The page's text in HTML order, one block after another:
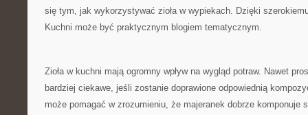
się tym, jak wykorzystywać zioła w wypiekach. Dzięki
Kuchni może być praktycznym blogiem tematycznym.
Zioła w kuchni mają ogromny wpływ na wygląd potraw. Nawet
bardziej ciekawe, jeśli zostanie doprawione odpowiednią
może pomagać w zrozumieniu, że majeranek dobrze komponuje